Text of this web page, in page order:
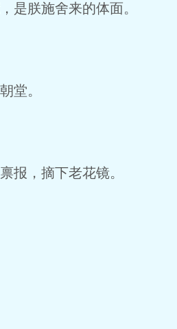
是朕施舍来的体面。
堂。
报，摘下老花镜。